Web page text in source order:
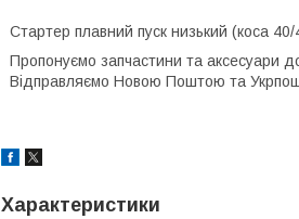
Стартер плавний пуск низький (коса
Пропонуємо запчастини та аксесуари
Відправляємо Новою Поштою та
Характеристики